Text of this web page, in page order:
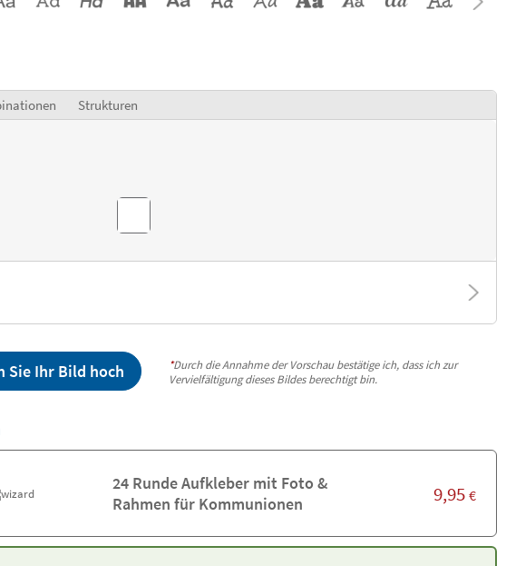
Strukturen
Sie Ihr Bild hoch *Durch die Annahme der Vorschau bestätige ich, dass ich zur
Vervielfältigung dieses Bildes berechtigt bin.
24 Runde Aufkleber mit Foto &
Rahmen für Kommunionen
9,95 €